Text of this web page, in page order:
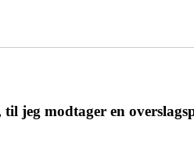
jeg modtager en